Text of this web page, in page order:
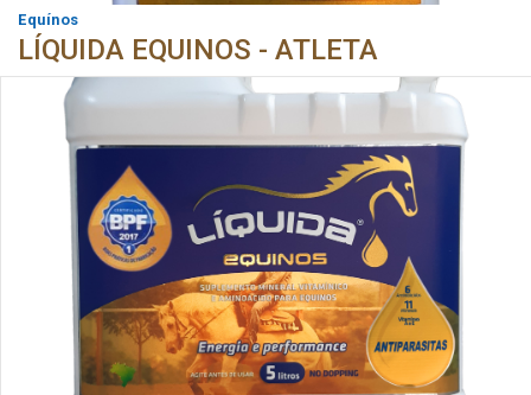
Equínos
LÍQUIDA EQUINOS - ATLETA